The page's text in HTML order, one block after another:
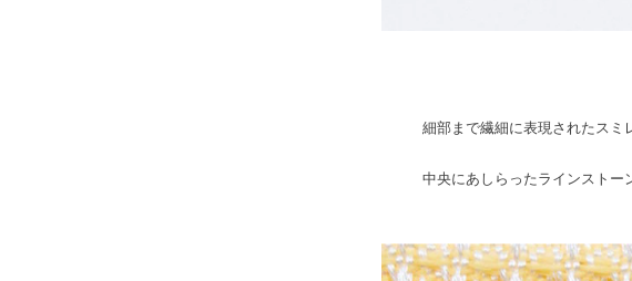
細部まで繊細に表現されたスミ
中央にあしらったラインストー